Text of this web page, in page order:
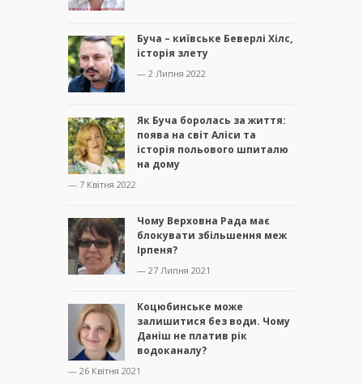
Буча – київське Беверлі Хілс,
історія злету
— 2 Липня 2022
Як Буча боролась за життя:
поява на світ Аліси та
історія польового шпиталю
на дому
— 7 Квітня 2022
Чому Верховна Рада має
блокувати збільшення меж
Ірпеня?
— 27 Липня 2021
Коцюбинське може
залишитися без води. Чому
Даніш не платив рік
водоканалу?
— 26 Квітня 2021